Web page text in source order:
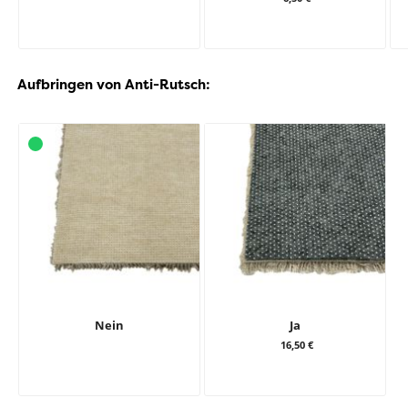
Aufbringen von Anti-Rutsch:
Nein Ja
16,50 €